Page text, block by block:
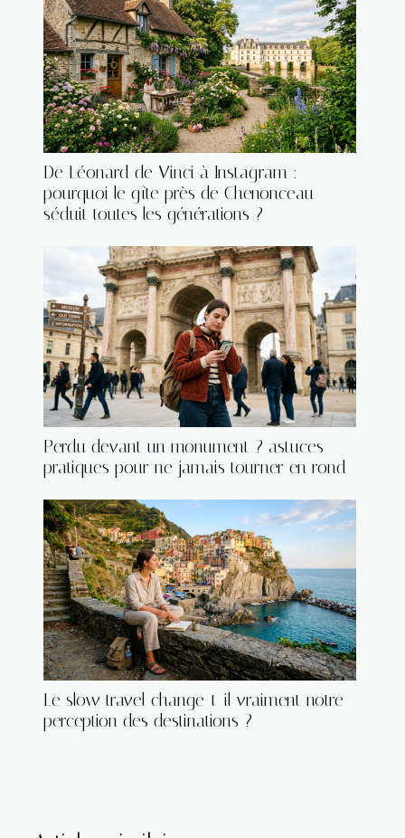
De Léonard de Vinci à Instagram :
pourquoi le gîte près de Chenonceau
séduit toutes les générations ?
Perdu devant un monument ? astuces
pratiques pour ne jamais tourner en rond
Le slow travel change-t-il vraiment notre
perception des destinations ?